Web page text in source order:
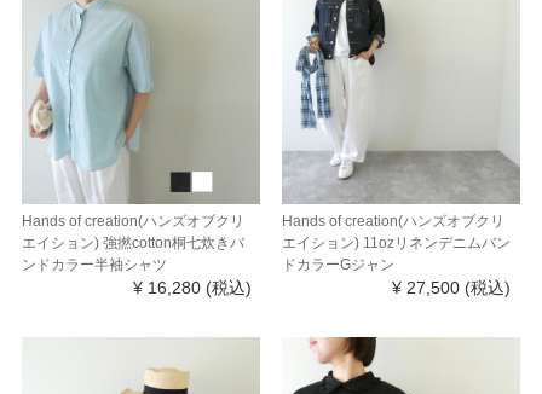
Hands of creation(ハンズオブクリ
エイション) 強撚cotton桐七炊きバ
ンドカラー半袖シャツ
¥ 16,280 (税込)
Hands of creation(ハンズオブクリ
エイション) 11ozリネンデニムバン
ドカラーGジャン
¥ 27,500 (税込)